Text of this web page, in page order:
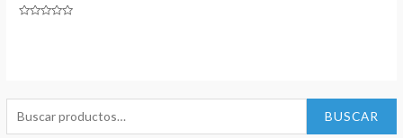
u
BUSCAR